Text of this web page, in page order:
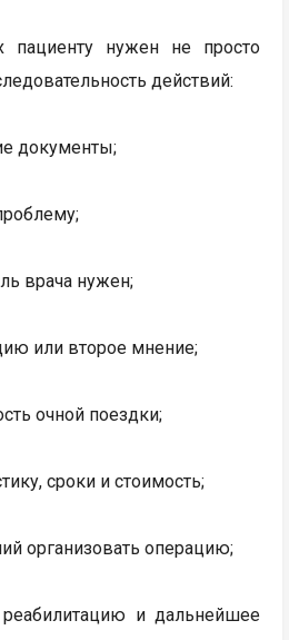
пациенту нужен не просто
действий:
документы;
врача нужен;
или второе мнение;
очной поездки;
сроки и стоимость;
организовать операцию;
реабилитацию и дальнейшее